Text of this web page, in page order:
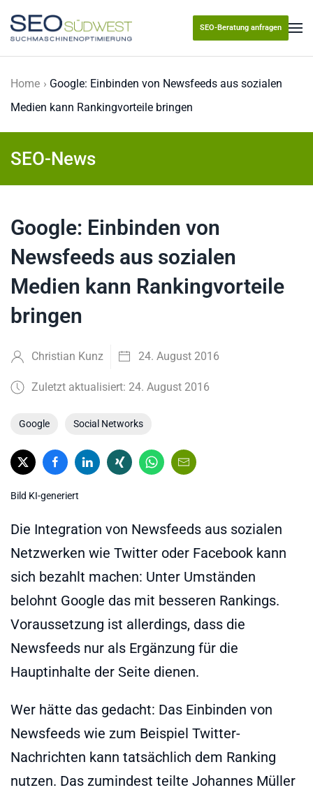
Skip to main content
SEO-Beratung anfragen
Home
Google: Einbinden von Newsfeeds aus sozialen
Medien kann Rankingvorteile bringen
SEO-News
Google: Einbinden von
Newsfeeds aus sozialen
Medien kann Rankingvorteile
bringen
Christian Kunz 24. August 2016
Zuletzt aktualisiert: 24. August 2016
Google Social Networks
Bild KI-generiert
Die Integration von Newsfeeds aus sozialen
Netzwerken wie Twitter oder Facebook kann
sich bezahlt machen: Unter Umständen
belohnt Google das mit besseren Rankings.
Voraussetzung ist allerdings, dass die
Newsfeeds nur als Ergänzung für die
Hauptinhalte der Seite dienen.
Wer hätte das gedacht: Das Einbinden von
Newsfeeds wie zum Beispiel Twitter-
Nachrichten kann tatsächlich dem Ranking
nutzen. Das zumindest teilte Johannes Müller